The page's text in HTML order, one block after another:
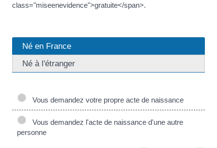
class="miseenevidence">gratuite</span>.
Né en France
Né à l'étranger
Vous demandez votre propre acte de naissance
Vous demandez l'acte de naissance d'une autre
personne